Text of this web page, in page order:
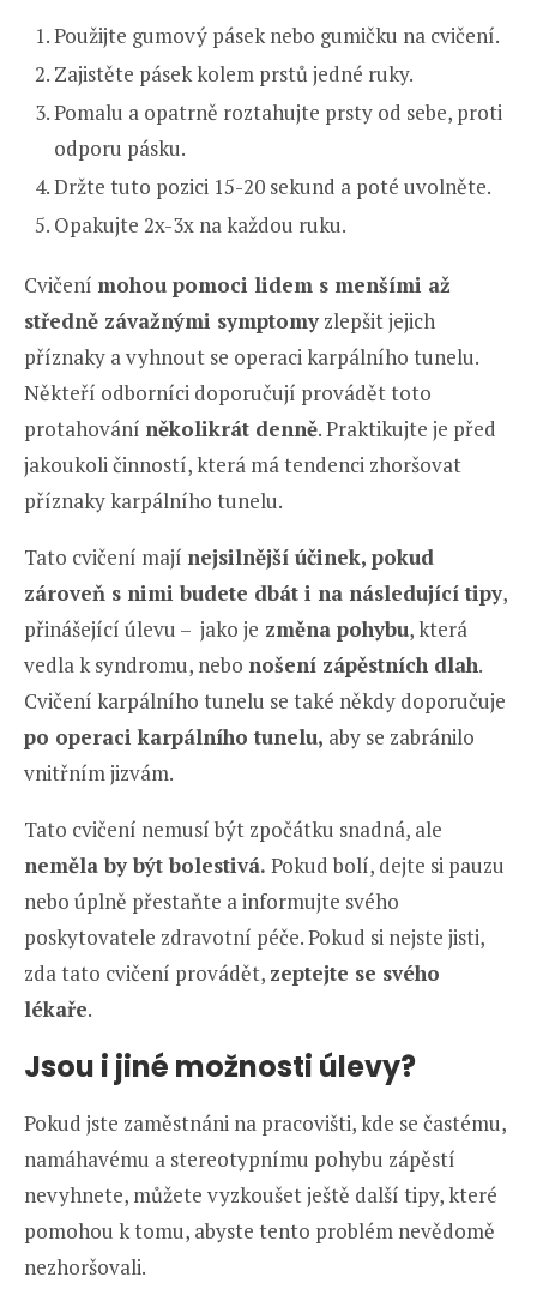
Použijte gumový pásek nebo gumičku na cvičení.
Zajistěte pásek kolem prstů jedné ruky.
Pomalu a opatrně roztahujte prsty od sebe, proti
odporu pásku.
Držte tuto pozici 15-20 sekund a poté uvolněte.
Opakujte 2x-3x na každou ruku.
Cvičení mohou pomoci lidem s menšími až
středně závažnými symptomyzlepšit jejich
příznaky a vyhnout se operaci karpálního tunelu.
Někteří odborníci doporučují provádět toto
protahování několikrát denně. Praktikujte je před
jakoukoli činností, která má tendenci zhoršovat
příznaky karpálního tunelu.
Tato cvičení mají nejsilnější účinek, pokud
zároveň s nimi budete dbát i na následující tipy,
přinášející úlevu – jako je změna pohybu, která
vedla k syndromu, nebo nošení zápěstních dlah.
Cvičení karpálního tunelu se také někdy doporučuje
po operaci karpálního tunelu, aby se zabránilo
vnitřním jizvám.
Tato cvičení nemusí být zpočátku snadná, ale
neměla by být bolestivá. Pokud bolí, dejte si pauzu
nebo úplně přestaňte a informujte svého
poskytovatele zdravotní péče. Pokud si nejste jisti,
zda tato cvičení provádět, zeptejte se svého
lékaře.
Jsou i jiné možnosti úlevy?
Pokud jste zaměstnáni na pracovišti, kde se častému,
namáhavému a stereotypnímu pohybu zápěstí
nevyhnete, můžete vyzkoušet ještě další tipy, které
pomohou k tomu, abyste tento problém nevědomě
nezhoršovali.